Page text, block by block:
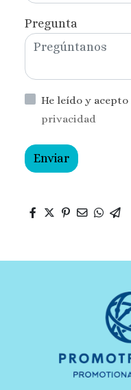
Pregunta
He leído y acepto
privacidad
Enviar